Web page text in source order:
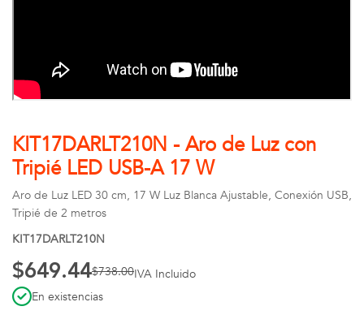
KIT17DARLT210N - Aro de Luz con
Tripié LED USB-A 17 W
Aro de Luz LED 30 cm, 17 W Luz Blanca Ajustable, Conexión USB,
Tripié de 2 metros
KIT17DARLT210N
$649.44$738.00IVA Incluido
En existencias